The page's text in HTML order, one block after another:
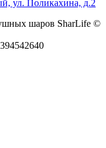
ул. Поликахина, д.2
шаров SharLife ©